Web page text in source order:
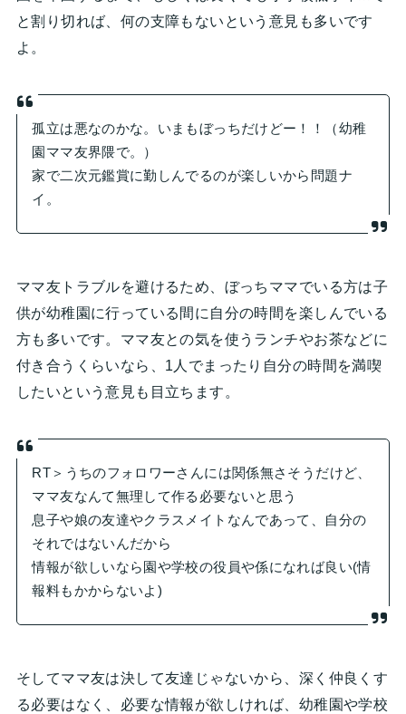
と割り切れば、何の支障もないという意見も多いです
よ。
孤立は悪なのかな。いまもぼっちだけどー！！（幼稚
園ママ友界隈で。）
家で二次元鑑賞に勤しんでるのが楽しいから問題ナ
イ。
ママ友トラブルを避けるため、ぼっちママでいる方は子
供が幼稚園に行っている間に自分の時間を楽しんでいる
方も多いです。ママ友との気を使うランチやお茶などに
付き合うくらいなら、1人でまったり自分の時間を満喫
したいという意見も目立ちます。
RT＞うちのフォロワーさんには関係無さそうだけど、
ママ友なんて無理して作る必要ないと思う
息子や娘の友達やクラスメイトなんであって、自分の
それではないんだから
情報が欲しいなら園や学校の役員や係になれば良い(情
報料もかからないよ)
そしてママ友は決して友達じゃないから、深く仲良くす
る必要はなく、必要な情報が欲しければ、幼稚園や学校